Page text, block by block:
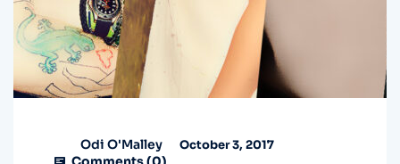
Odi O'Malley October 3, 2017